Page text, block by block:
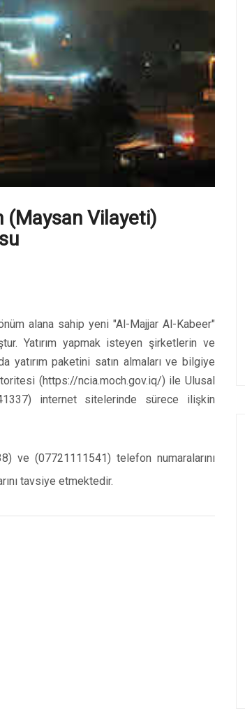
(Maysan Vilayeti)
alana sahip yeni "Al-Majjar Al-Kabeer"
Yatırım yapmak isteyen şirketlerin ve
yatırım paketini satın almaları ve bilgiye
(https://ncia.moch.gov.iq/) ile Ulusal
internet sitelerinde sürece ilişkin
ve (07721111541) telefon numaralarını
tavsiye etmektedir.